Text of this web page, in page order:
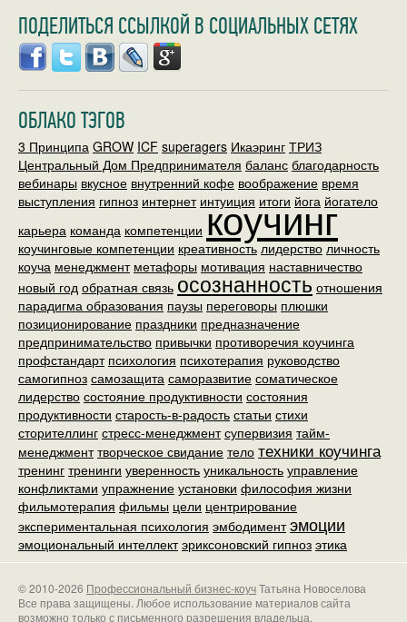
ПОДЕЛИТЬСЯ ССЫЛКОЙ В СОЦИАЛЬНЫХ СЕТЯХ
ОБЛАКО ТЭГОВ
3 Принципа GROW ICF superagers Икаэринг ТРИЗ
Центральный Дом Предпринимателя баланс благодарность
вебинары вкусное внутренний кофе воображение время
выступления гипноз интернет интуиция итоги йога йогатело
карьера команда компетенции коучинг
коучинговые компетенции креативность лидерство личность
коуча менеджмент метафоры мотивация наставничество
новый год обратная связь осознанность отношения
парадигма образования паузы переговоры плюшки
позиционирование праздники предназначение
предпринимательство привычки противоречия коучинга
профстандарт психология психотерапия руководство
самогипноз самозащита саморазвитие соматическое
лидерство состояние продуктивности состояния
продуктивности старость-в-радость статьи стихи
сторителлинг стресс-менеджмент супервизия тайм-
менеджмент творческое свидание тело техники коучинга
тренинг тренинги уверенность уникальность управление
конфликтами упражнение установки философия жизни
фильмотерапия фильмы цели центрирование
экспериментальная психология эмбодимент эмоции
эмоциональный интеллект эриксоновский гипноз этика
© 2010-2026 Профессиональный бизнес-коучТатьяна Новоселова
Все права защищены. Любое использование материалов сайта
возможно только с письменного разрешения владельца.